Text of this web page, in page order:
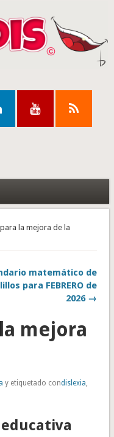
la mejora de la
matemático de
para FEBRERO de
2026 →
mejora
y etiquetado condislexia,